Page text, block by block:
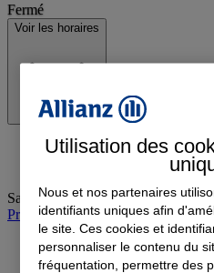
Fermé
Voir les horaires
Samedi: Fermé
Prendre rendez-vous à l'agence
Utilisation des
Nous et nos partenaires
identifiants uniques afin
le site. Ces cookies et
personnaliser le contenu du
fréquentation, permettre des